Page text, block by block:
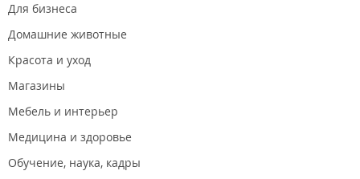
Для бизнеса
Домашние животные
Красота и уход
Магазины
Мебель и интерьер
Медицина и здоровье
Обучение, наука, кадры